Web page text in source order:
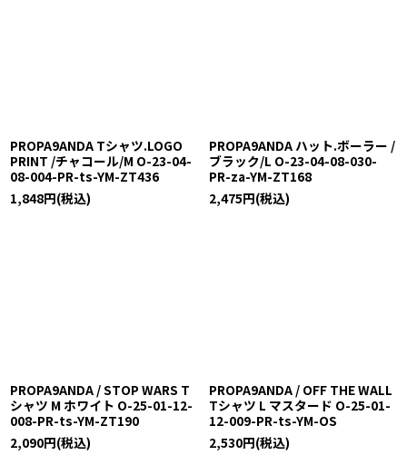
PROPA9ANDA Tシャツ.LOGO
PRINT /チャコール/M O-23-04-
08-004-PR-ts-YM-ZT436
1,848円(税込)
PROPA9ANDA ハット.ボーラー /
ブラック/L O-23-04-08-030-
PR-za-YM-ZT168
2,475円(税込)
PROPA9ANDA / STOP WARS T
シャツ M ホワイト O-25-01-12-
008-PR-ts-YM-ZT190
2,090円(税込)
PROPA9ANDA / OFF THE WALL
Tシャツ L マスタード O-25-01-
12-009-PR-ts-YM-OS
2,530円(税込)